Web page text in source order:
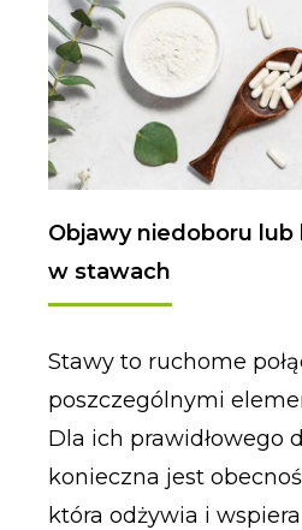
Objawy niedoboru lub
w stawach
Stawy to ruchome
poszczególnymi
Dla ich prawidłowego
konieczna jest
która odżywia i